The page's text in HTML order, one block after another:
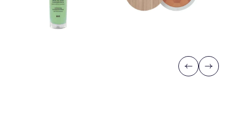
Previous
Next